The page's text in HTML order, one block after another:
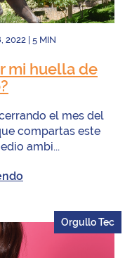
2022 | 5MIN
mi huella de
el mes del
compartas este
ambi...
Orgullo Tec